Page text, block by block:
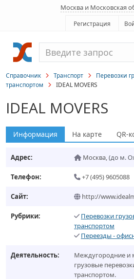
Москва и Московская
Регистрация
Справочник Транспорт
Перевозки
транспортом
IDEAL MOVERS
IDEAL MOVERS
Информация На карте QR-
Адрес: Москва,(до м.
Телефон: +7 (495) 9605088
Сайт: http://
Рубрики:
Перевозки
транспортом
Переезды -
Деятельность:
Междугородние и
грузовые
транспортом.